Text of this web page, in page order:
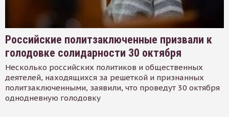
Российские политзаключенные призвали к
голодовке солидарности 30 октября
Несколько российских политиков и общественных
деятелей, находящихся за решеткой и признанных
политзаключенными, заявили, что проведут 30 октября
однодневную голодовку